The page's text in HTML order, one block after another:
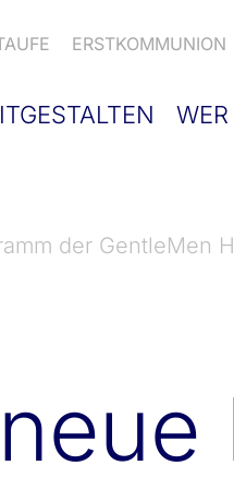
ERSTKOMMUNION
der GentleMen